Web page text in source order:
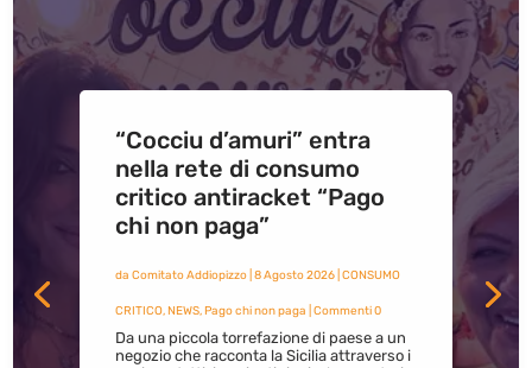
“Cocciu d’amuri” entra
nella rete di consumo
critico antiracket “Pago
chi non paga”
da Comitato Addiopizzo| 8 Agosto 2026| CONSUMO
CRITICO,NEWS,Pago chi non paga | Commenti 0
Da una piccola torrefazione di paese a un
negozio che racconta la Sicilia attraverso i